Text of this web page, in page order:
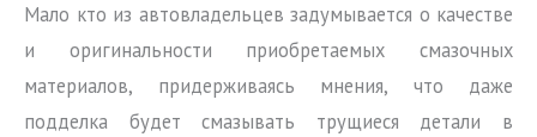
Мало кто из автовладельцев задумывается о качестве
и оригинальности приобретаемых смазочных
материалов, придерживаясь мнения, что даже
подделка будет смазывать трущиеся детали в